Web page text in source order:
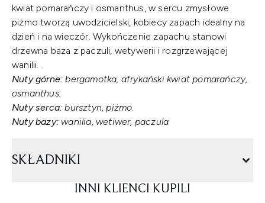
kwiat pomarańczy i osmanthus, w sercu zmysłowe
piżmo tworzą uwodzicielski, kobiecy zapach idealny na
dzień i na wieczór. Wykończenie zapachu stanowi
drzewna baza z paczuli, wetywerii i rozgrzewającej
wanilii. .
Nuty górne: bergamotka, afrykański kwiat pomarańczy,
osmanthus.
Nuty serca: bursztyn, piżmo.
Nuty bazy: wanilia, wetiwer, paczula
SKŁADNIKI
INNI KLIENCI KUPILI